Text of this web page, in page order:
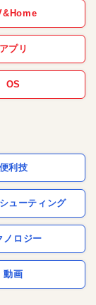
アプリ
OS
便利技
ューティング
ノロジー
動画